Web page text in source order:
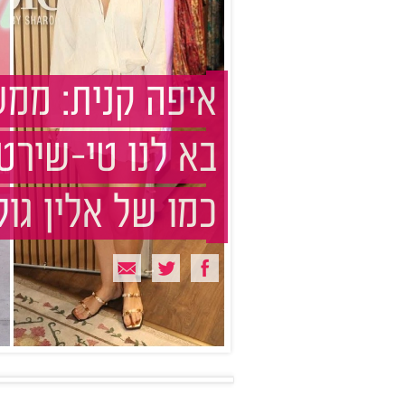
איפה קנית:
בא לנו טי-
כמו של אלין